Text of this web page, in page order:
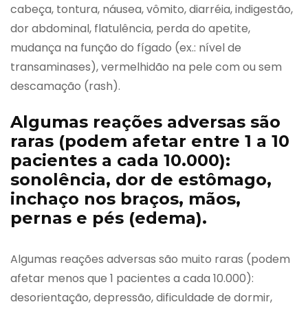
cabeça, tontura, náusea, vômito, diarréia, indigestão,
dor abdominal, flatulência, perda do apetite,
mudança na função do fígado (ex.: nível de
transaminases), vermelhidão na pele com ou sem
descamação (rash).
Algumas reações adversas são
raras (podem afetar entre 1 a 10
pacientes a cada 10.000):
sonolência, dor de estômago,
inchaço nos braços, mãos,
pernas e pés (edema).
Algumas reações adversas são muito raras (podem
afetar menos que 1 pacientes a cada 10.000):
desorientação, depressão, dificuldade de dormir,